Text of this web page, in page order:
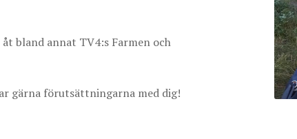
bland annat TV4:s Farmen och
gärna förutsättningarna med dig!